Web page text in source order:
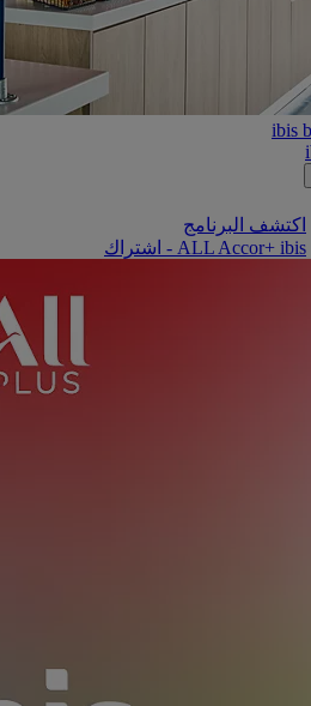
ibis
اكتشف البرنامج
ALL Accor+ ibis - اشتراك